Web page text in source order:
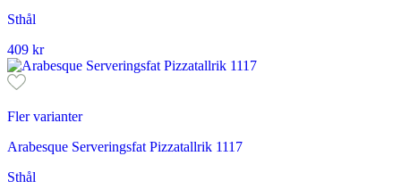
Sthål
409 kr
Fler varianter
Arabesque Serveringsfat Pizzatallrik 1117
Sthål